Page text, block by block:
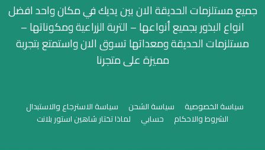
جميع مستلزمات الحديقة الان بين يديك في مكان واحد افضل
انواع البذور بجميع أنواعها – التربة الزراعية ومكوناتها –
مستلزمات الحديقة ومعداتها تسوق الان واستمتع بتجربة
مميزة على متجرنا
سياسة الخصوصية سياسة الشحن
سياسة الاسترجاع والاستبدال
الشروط والاحكام
حسابي لماذا تختار شاهين استور بلانت